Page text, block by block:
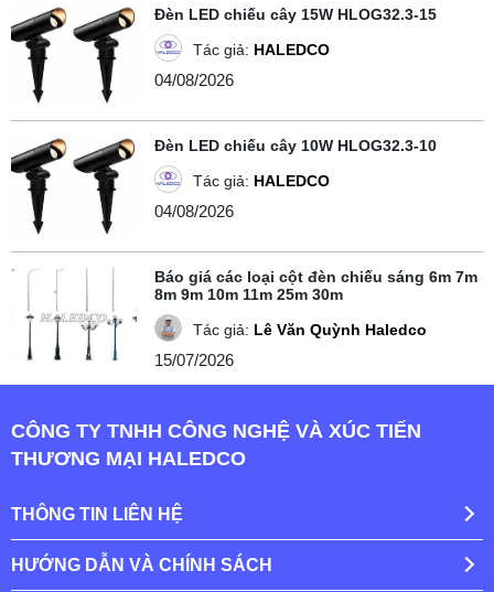
Đèn LED chiếu cây 15W HLOG32.3-15
Tác giả: HALEDCO
04/08/2026
Đèn LED chiếu cây 10W HLOG32.3-10
Tác giả: HALEDCO
04/08/2026
Báo giá các loại cột đèn chiếu sáng 6m 7m
8m 9m 10m 11m 25m 30m
Tác giả: Lê Văn Quỳnh Haledco
15/07/2026
CÔNG TY TNHH CÔNG NGHỆ VÀ XÚC TIẾN
THƯƠNG MẠI HALEDCO
THÔNG TIN LIÊN HỆ
HƯỚNG DẪN VÀ CHÍNH SÁCH